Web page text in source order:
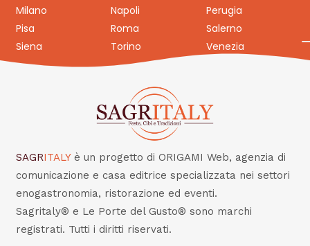
Milano
Napoli
Perugia
Pisa
Roma
Salerno
Siena
Torino Venezia
SAGRITALY è un progetto di ORIGAMI Web, agenzia di
comunicazione e casa editrice specializzata nei settori
enogastronomia, ristorazione ed eventi.
Sagritaly® e Le Porte del Gusto® sono marchi
registrati. Tutti i diritti riservati.